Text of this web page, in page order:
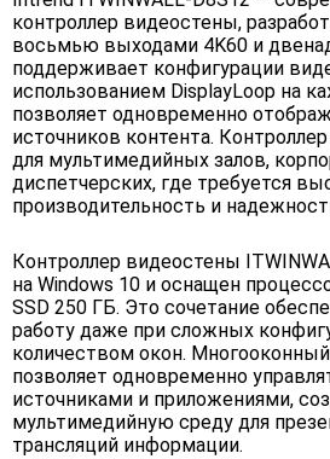
контроллер видеостены,
восьмью выходами 4K60 и
поддерживает конфигурации
использованием DisplayLoop на
позволяет одновременно
источников контента.
для мультимедийных залов,
диспетчерских, где требуется
производительность и
Контроллер видеостены
на Windows 10 и оснащен
SSD 250 ГБ. Это сочетание
работу даже при сложных
количеством окон.
позволяет одновременно
источниками и приложениями,
мультимедийную среду для
трансляций информации.